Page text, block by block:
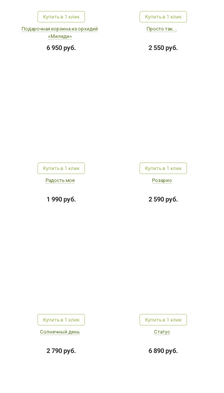
Купить в 1 клик
Подарочная корзина из орхидей
«Миледи»
6 950 руб.
Купить в 1 клик
Просто так...
2 550 руб.
Купить в 1 клик
Радость моя
1 990 руб.
Купить в 1 клик
Розарио
2 590 руб.
Купить в 1 клик
Солнечный день
2 790 руб.
Купить в 1 клик
Статус
6 890 руб.